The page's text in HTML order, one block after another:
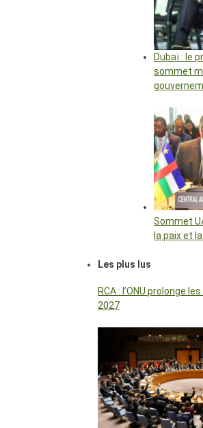
Dubaï : le
sommet
Sommet
la paix et
Les plus lus
RCA : l’ONU prolonge
2027